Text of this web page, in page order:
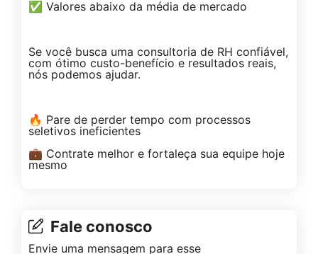
✅ Valores abaixo da média de mercado
Se você busca uma consultoria de RH confiável,
com ótimo custo-benefício e resultados reais,
nós podemos ajudar.
🔥 Pare de perder tempo com processos
seletivos ineficientes
💼 Contrate melhor e fortaleça sua equipe hoje
mesmo
Fale conosco
Envie uma mensagem para esse